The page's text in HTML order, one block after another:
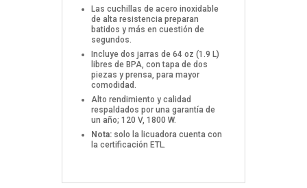
Las cuchillas de acero inoxidable
de alta resistencia preparan
batidos y más en cuestión de
segundos.
Incluye dos jarras de 64 oz (1.9 L)
libres de BPA, con tapa de dos
piezas y prensa, para mayor
comodidad.
Alto rendimiento y calidad
respaldados por una garantía de
un año; 120 V, 1800 W.
Nota:solo la licuadora cuenta con
la certificación ETL.